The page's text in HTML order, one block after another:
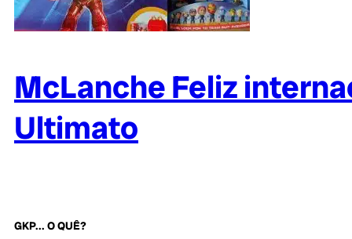
McLanche Feliz
Ultimato
GKP... O QUÊ?